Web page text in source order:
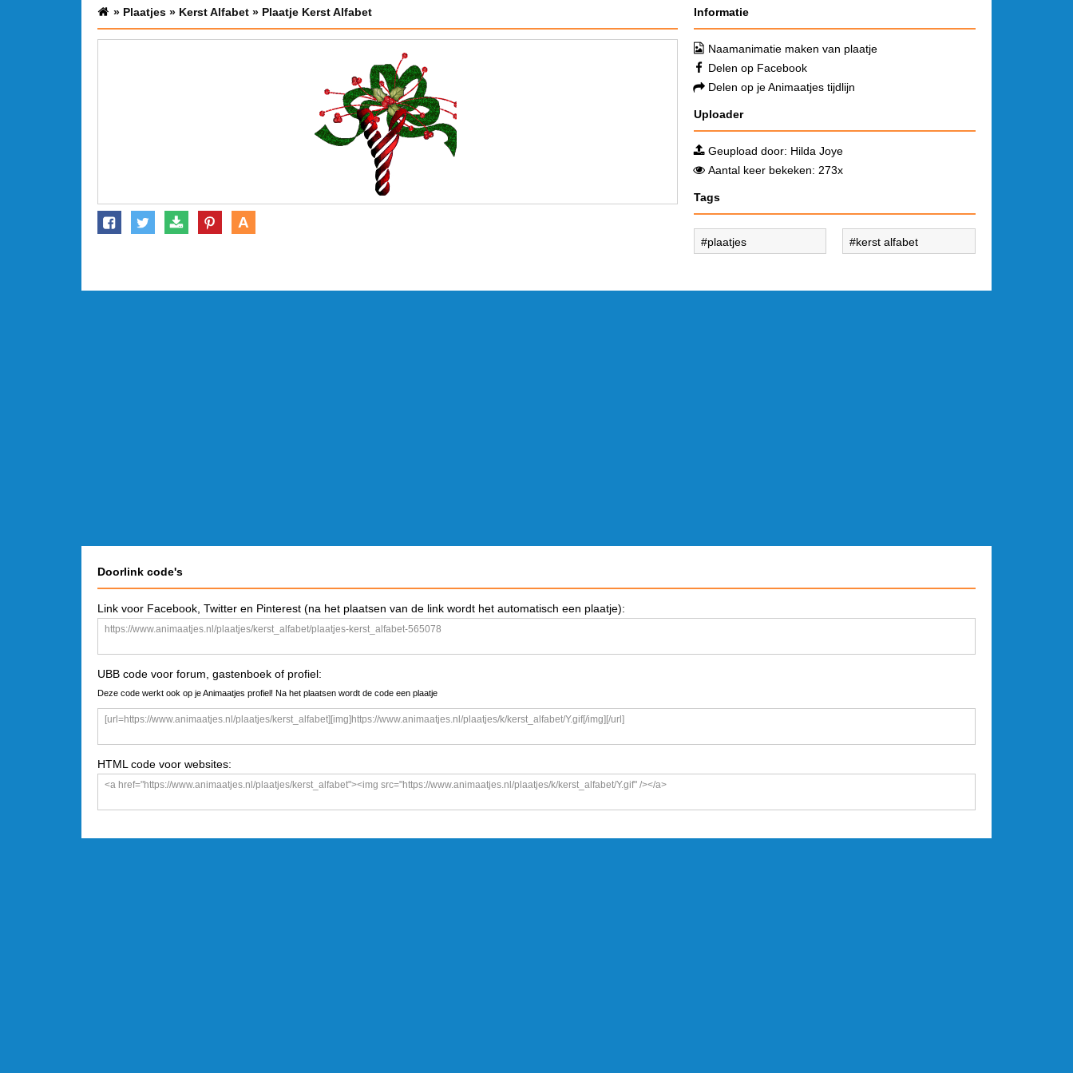
» Plaatjes » Kerst Alfabet » Plaatje Kerst Alfabet
A
Informatie
Naamanimatie maken van plaatje
Delen op Facebook
Delen op je Animaatjes tijdlijn
Uploader
Geupload door: Hilda Joye
Aantal keer bekeken: 273x
Tags
plaatjes kerst alfabet
Doorlink code's
Link voor Facebook, Twitter en Pinterest (na het plaatsen van de link wordt het automatisch een plaatje):
UBB code voor forum, gastenboek of profiel:
Deze code werkt ook op je Animaatjes profiel! Na het plaatsen wordt de code een plaatje
HTML code voor websites: